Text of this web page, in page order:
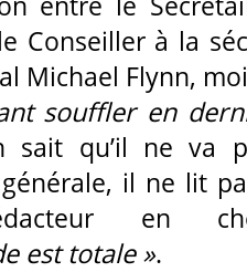
Conseiller à la
Michael Flynn,
souffler en
sait qu’il ne va
il ne lit
en
est totale ».